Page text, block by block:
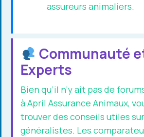
assureurs animaliers.
Communauté
Experts
Bien qu’il n’y ait pas de
à April Assurance Animaux,
trouver des conseils utiles
généralistes. Les